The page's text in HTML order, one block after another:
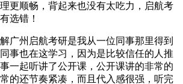
更顺畅，背起来也没有太吃力，启航考
选错！
广州启航考研是我从一位同事那里得到
事也在这学习，因为是比较信任的人推
一起听讲了公开课，公开课讲的非常的
的还节奏紧凑，而且代入感很强，听完